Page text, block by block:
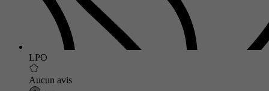
LPO
Aucun avis